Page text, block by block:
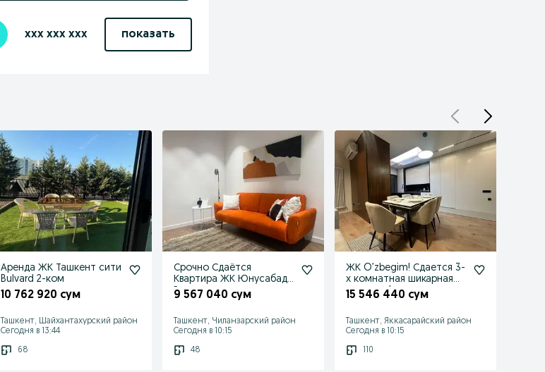
xxx xxx xxx показать
Аренда ЖК Ташкент сити
Bulvard 2-ком
10 762 920 сум
Ташкент, Шайхантахурский район
Сегодня в 13:44
68
Срочно Сдаётся
Квартира ЖК Юнусабад
Резидентс
9 567 040 сум
Ташкент, Чиланзарский район
Сегодня в 10:15
48
ЖК O’zbegim! Сдается 3-
х комнатная шикарная
квартира!
15 546 440 сум
Ташкент, Яккасарайский район
Сегодня в 10:15
110